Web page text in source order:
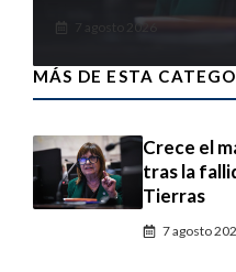
7 agosto 2026
MÁS DE ESTA
Crece el
tras la
Tierras
7 agosto